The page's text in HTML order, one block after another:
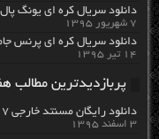
دانلود سریال کره ای یونگ پال ۲۰۱۵ با لینک مستقیم
۷ شهریور ۱۳۹۵
دانلود سریال کره ای پرنس جامیونگ گو
۱۴ تیر ۱۳۹۵
پربازدیدترین مطالب
دانلود رایگان مسنتد خارجی Britney Ever After 2017 با لینک مستقیم
۳ اسفند ۱۳۹۵